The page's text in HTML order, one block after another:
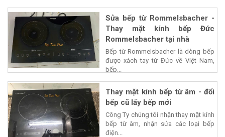
Sửa bếp từ Rommelsbacher -
Thay mặt kính bếp Đức
Rommelsbacher tại nhà
Bếp từ Rommelsbacher là dòng bếp
được xách tay từ Đức về Việt Nam,
bếp...
Thay mặt kính bếp từ âm - đổi
bếp cũ lấy bếp mới
Công Ty chúng tôi nhận thay mặt kính
bếp từ âm, nhận sửa các loại bếp
điện...